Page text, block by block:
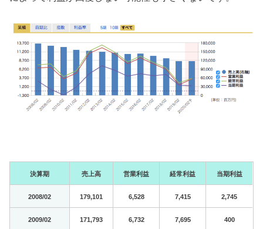
決算期 売上高 営業利益 経常利益 当期利益
2008/02 179,101 6,528 7,415 2,745
2009/02 171,793 6,732 7,695 400